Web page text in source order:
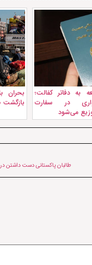
به دفاتر کفالت؛
در سفارت
می‌شود
بحران
بازگشت ۱۳۰ هزار مهاجر در یک ماه
طالبان پاکستانی دست داشتن